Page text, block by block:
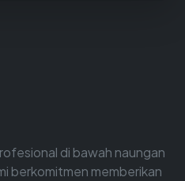
di bawah naungan
berkomitmen memberikan